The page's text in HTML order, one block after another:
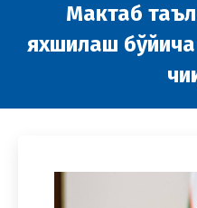
Мактаб
яхшилаш